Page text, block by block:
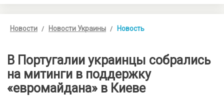
Новости Новости Украины Новость
В Португалии украинцы собрались
на митинги в поддержку
«евромайдана» в Киеве